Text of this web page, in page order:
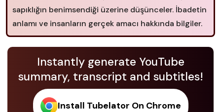
sapıklığın benimsendiği üzerine düşünceler. İbadetin
anlamı ve insanların gerçek amacı hakkında bilgiler.
Instantly generate YouTube
summary, transcript and subtitles!
Install Tubelator On Chrome